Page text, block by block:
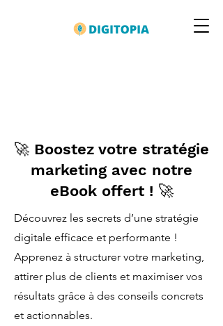
🚀 Boostez votre stratégie
marketing avec notre
eBook offert ! 🚀
Découvrez les secrets d’une stratégie
digitale efficace et performante !
Apprenez à structurer votre marketing,
attirer plus de clients et maximiser vos
résultats grâce à des conseils concrets
et actionnables.